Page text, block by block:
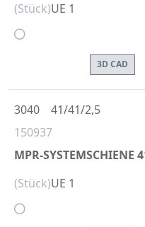
(Stück)UE 1
3D CAD
150937
MPR-
3040 41/41/2,5
(Stück)UE 1